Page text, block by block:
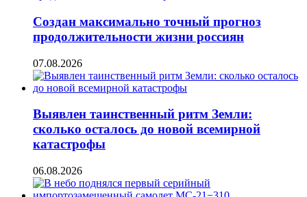
Создан максимально точный прогноз
продолжительности жизни россиян
07.08.2026
Выявлен таинственный ритм Земли:
сколько осталось до новой всемирной
катастрофы
06.08.2026